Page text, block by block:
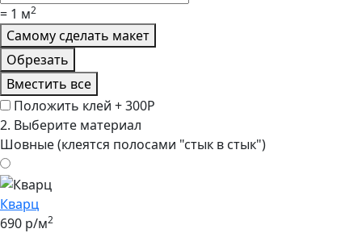
= 1 м2
Самому сделать макет
Обрезать
Вместить все
Положить клей +300Р
2. Выберите материал
Шовные (клеятся полосами "стык в стык")
Кварц
690 р/м2